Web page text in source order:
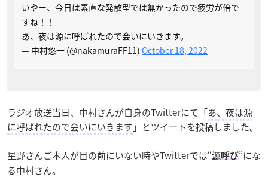
いやー、今日は素直な発散型では無かったので疲労が倍で
すね！！
あ、夜は源に呼ばれたので会いにいきます。
— 中村悠一 (@nakamuraFF11) October 18, 2022
ラジオ放送当日、中村さんが自身のTwitterにて「あ、夜は源
に呼ばれたので会いにいきます 」とツイートを投稿しました。
星野さんご本人が目の前にいない時やTwitterでは“源呼び”にな
る中村さん。